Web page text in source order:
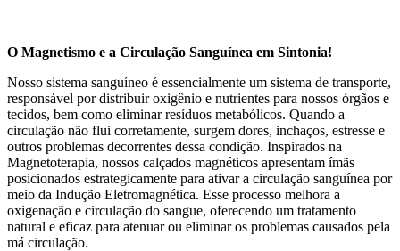
O Magnetismo e a Circulação Sanguínea em Sintonia!
Nosso sistema sanguíneo é essencialmente um sistema de transporte,
responsável por distribuir oxigênio e nutrientes para nossos órgãos e
tecidos, bem como eliminar resíduos metabólicos. Quando a
circulação não flui corretamente, surgem dores, inchaços, estresse e
outros problemas decorrentes dessa condição. Inspirados na
Magnetoterapia, nossos calçados magnéticos apresentam ímãs
posicionados estrategicamente para ativar a circulação sanguínea por
meio da Indução Eletromagnética. Esse processo melhora a
oxigenação e circulação do sangue, oferecendo um tratamento
natural e eficaz para atenuar ou eliminar os problemas causados pela
má circulação.